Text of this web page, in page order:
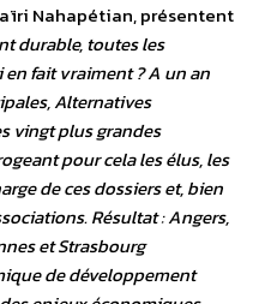
Nahapétian, présentent
durable, toutes les
fait vraiment ? A un an
Alternatives
vingt plus grandes
pour cela les élus, les
de ces dossiers et, bien
Résultat : Angers,
et Strasbourg
de développement